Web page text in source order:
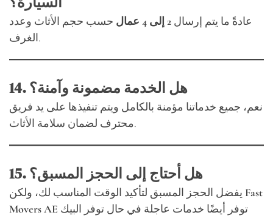
عادةً ما يتم إرسال 2 إلى 4 عمال
حسب حجم الأثاث وعدد
الغرف.
14. هل الخدمة مضمونة وآمنة؟
نعم، جميع خدماتنا مؤمنة بالكامل ويتم تنفيذها على يد فريق
محترف لضمان سلامة الأثاث.
15. هل أحتاج إلى الحجز المسبق؟
Fast
Movers AE